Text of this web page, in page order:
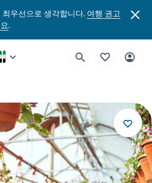
우선으로 생각합니다.여행 권고
.